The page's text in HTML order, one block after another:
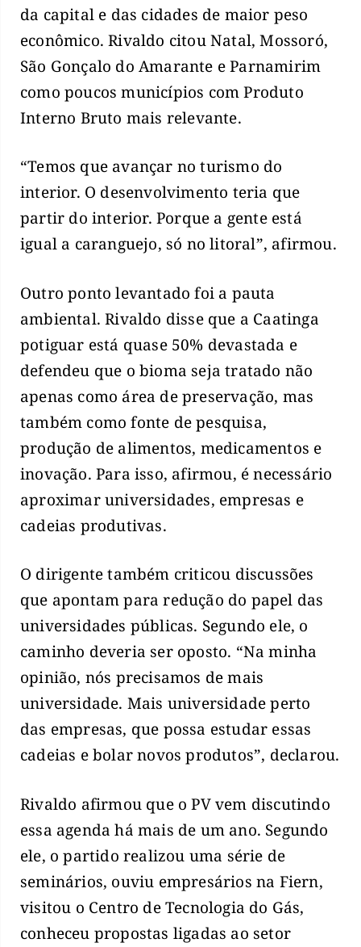
da capital e das cidades de maior peso
econômico. Rivaldo citou Natal, Mossoró,
São Gonçalo do Amarante e Parnamirim
como poucos municípios com Produto
Interno Bruto mais relevante.
“Temos que avançar no turismo do
interior. O desenvolvimento teria que
partir do interior. Porque a gente está
igual a caranguejo, só no litoral”, afirmou.
Outro ponto levantado foi a pauta
ambiental. Rivaldo disse que a Caatinga
potiguar está quase 50% devastada e
defendeu que o bioma seja tratado não
apenas como área de preservação, mas
também como fonte de pesquisa,
produção de alimentos, medicamentos e
inovação. Para isso, afirmou, é necessário
aproximar universidades, empresas e
cadeias produtivas.
O dirigente também criticou discussões
que apontam para redução do papel das
universidades públicas. Segundo ele, o
caminho deveria ser oposto. “Na minha
opinião, nós precisamos de mais
universidade. Mais universidade perto
das empresas, que possa estudar essas
cadeias e bolar novos produtos”, declarou.
Rivaldo afirmou que o PV vem discutindo
essa agenda há mais de um ano. Segundo
ele, o partido realizou uma série de
seminários, ouviu empresários na Fiern,
visitou o Centro de Tecnologia do Gás,
conheceu propostas ligadas ao setor